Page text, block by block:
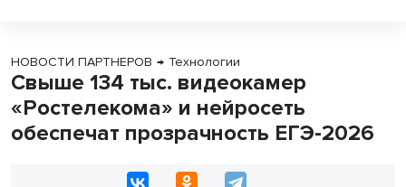
НОВОСТИ ПАРТНЕРОВ → Технологии
Свыше 134 тыс. видеокамер
«Ростелекома» и нейросеть
обеспечат прозрачность ЕГЭ-2026